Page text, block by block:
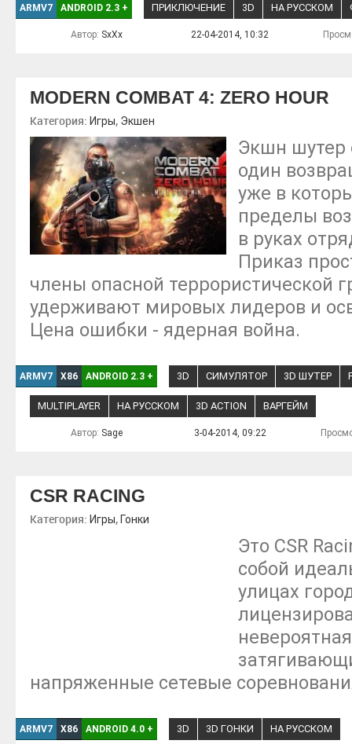
ARMV7 ANDROID 2.3 + ПРИКЛЮЧЕНИЕ 3D НА РУССКОМ
Автор: SxXx 22-04-2014, 10:32
MODERN COMBAT 4: ZERO HOUR
Категория: Игры, Экшен
Экшн шутер
один
уже в
пределы
в руках
Приказ
члены опасной террористической
удерживают мировых лидеров и
Цена ошибки - ядерная война.
ARMV7 X86 ANDROID 2.3 + 3D СИМУЛЯТОР 3D ШУТЕР
MULTIPLAYER НА РУССКОМ 3D ACTION ВАРГЕЙМ
Автор: Sage 3-04-2014, 09:22
CSR RACING
Категория: Игры, Гонки
Это CSR
собой
улицах
напряженные сетевые
ARMV7 X86 ANDROID 4.0 + 3D 3D ГОНКИ НА РУССКОМ